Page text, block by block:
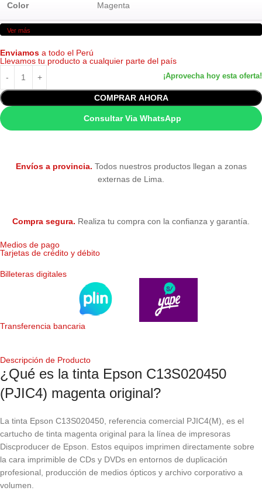
Color Magenta
Volumen 26 ml
Tecnología Basada en pigmentos
Compatibilidad
Discproducer PP-100, PP-100AP, PP-
100II, PP-100N, PP-100NS, PP-50 y PP-
50BD
Garantía 6 meses (Epson Perú)
Ver más
Enviamos a todo el Perú
Llevamos tu producto a cualquier parte del país
COMPRAR AHORA
Consultar Via WhatsApp
Envíos a provincia. Todos nuestros productos llegan a zonas
externas de Lima.
Compra segura. Realiza tu compra con la confianza y garantía.
Medios de pago
Tarjetas de crédito y débito
Billeteras digitales
Transferencia bancaria
Descripción de Producto
¿Qué es la tinta Epson C13S020450
(PJIC4) magenta original?
La tinta Epson C13S020450, referencia comercial PJIC4(M), es el
cartucho de tinta magenta original para la línea de impresoras
Discproducer de Epson. Estos equipos imprimen directamente sobre
la cara imprimible de CDs y DVDs en entornos de duplicación
profesional, producción de medios ópticos y archivo corporativo a
volumen.